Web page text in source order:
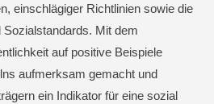
einschlägiger Richtlinien sowie die
Mit dem
auf positive Beispiele
aufmerksam gemacht und
ein Indikator für eine sozial